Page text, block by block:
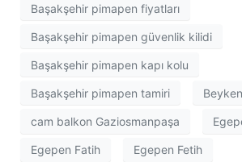
Başakşehir pimapen fiyatları
Başakşehir pimapen güvenlik kilidi
Başakşehir pimapen kapı kolu
Başakşehir pimapen tamiri
cam balkon Gaziosmanpaşa
Egepen Fatih Egepen Fetih